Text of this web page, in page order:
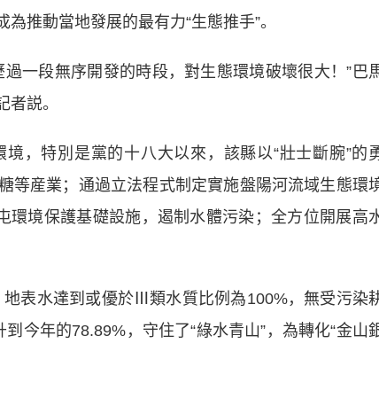
推動當地發展的最有力“生態推手”。
段無序開發的時段，對生態環境破壞很大！”巴
説。
特別是黨的十八大以來，該縣以“壯士斷腕”的
等産業；通過立法程式制定實施盤陽河流域生態環
環境保護基礎設施，遏制水體污染；全方位開展高
表水達到或優於Ⅲ類水質比例為100%，無受污染
今年的78.89%，守住了“綠水青山”，為轉化“金山